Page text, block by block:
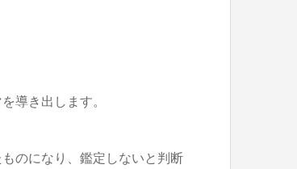
導き出します。
のになり、鑑定しないと判断